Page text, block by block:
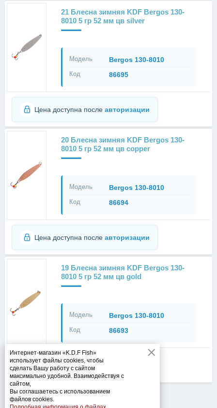
Интернет-магазин «K.D.F Fish»
использует файлы cookies, чтобы
сделать Вашу работу с сайтом
максимально удобной. Взаимодействуя с
сайтом,
Вы соглашаетесь с использованием
файлов cookies.
21 Блесна зимняя KDF Bergos 130-
8010 5 гр 52 мм цв silver
Модель Bergos 130-8010
Код 86695
Цена доступна после авторизации
20 Блесна зимняя KDF Bergos 130-
8010 5 гр 52 мм цв copper
Модель Bergos 130-8010
Код 86694
Цена доступна после авторизации
19 Блесна зимняя KDF Bergos 130-
8010 5 гр 52 мм цв gold
Модель Bergos 130-8010
Код 86693
Цена доступна после